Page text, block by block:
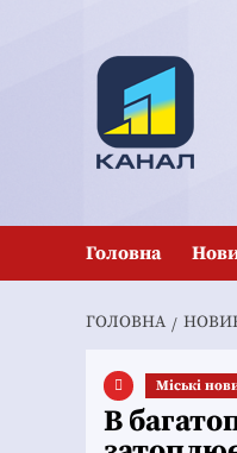
Головна
ГОЛОВНА
Mіські
В